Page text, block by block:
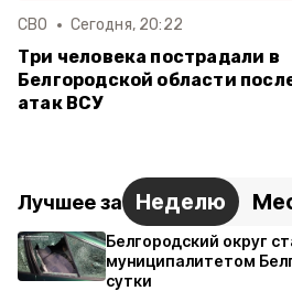
СВО Сегодня, 20:22
Три человека пострадали в
Белгородской области
атак ВСУ
Лучшее за Неделю
Белгородский округ
муниципалитетом
сутки